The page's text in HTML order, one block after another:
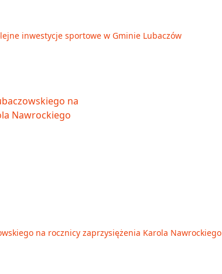
inwestycje sportowe w Gminie Lubaczów
na rocznicy zaprzysiężenia Karola Nawrockiego